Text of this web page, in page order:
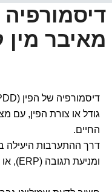
מאיבר מין
גודל או צורת הפין, עם
החיים.
ומניעת תגובה (ERP), או טיפול תרופתי, שהוכחו כיעילים מאוד.